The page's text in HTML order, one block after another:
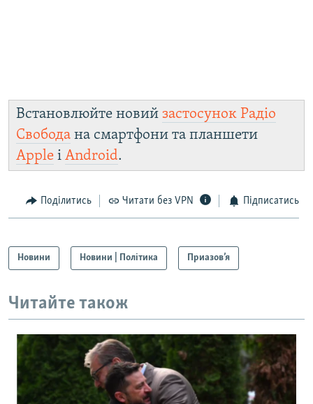
Встановлюйте новий застосунок Радіо
Свобода на смартфони та планшети
Apple і Android.
Поділитись Читати без VPN Підписатись
Новини Новини | Політика Приазов’я
Читайте також